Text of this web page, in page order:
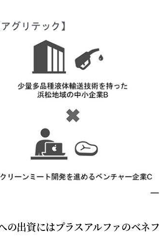
の出資にはプラスアルファのベネフ